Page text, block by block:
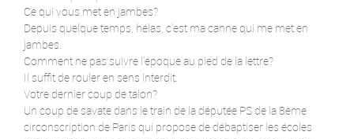
Ce qui vous met en jambes?
Depuis quelque temps, hélas, c’est ma canne qui me met en
jambes.
Comment ne pas suivre l’époque au pied de la lettre?
Il suffit de rouler en sens interdit.
Votre dernier coup de talon?
Un coup de savate dans le train de la députée PS de la 8ème
circonscription de Paris qui propose de débaptiser les écoles